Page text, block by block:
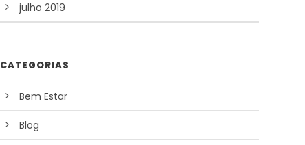
julho 2019
CATEGORIAS
Bem Estar
Blog